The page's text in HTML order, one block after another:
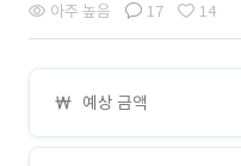
아주 높음 17 14
예상 금액